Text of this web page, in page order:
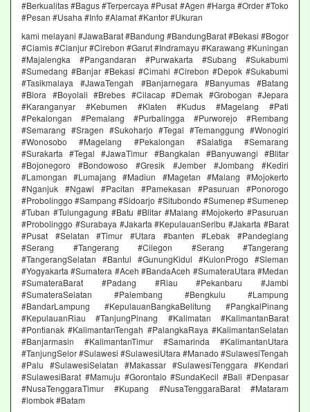
#Berkualitas #Bagus #Terpercaya #Pusat #Agen #Harga #Order #Toko
#Pesan #Usaha #Info #Alamat #Kantor #Ukuran
kami melayani #JawaBarat #Bandung #BandungBarat #Bekasi #Bogor
#Ciamis #Cianjur #Cirebon #Garut #Indramayu #Karawang #Kuningan
#Majalengka #Pangandaran #Purwakarta #Subang #Sukabumi
#Sumedang #Banjar #Bekasi #Cimahi #Cirebon #Depok #Sukabumi
#Tasikmalaya #JawaTengah #Banjarnegara #Banyumas #Batang
#Blora #Boyolali #Brebes #Cilacap #Demak #Grobogan #Jepara
#Karanganyar #Kebumen #Klaten #Kudus #Magelang #Pati
#Pekalongan #Pemalang #Purbalingga #Purworejo #Rembang
#Semarang #Sragen #Sukoharjo #Tegal #Temanggung #Wonogiri
#Wonosobo #Magelang #Pekalongan #Salatiga #Semarang
#Surakarta #Tegal #JawaTimur #Bangkalan #Banyuwangi #Blitar
#Bojonegoro #Bondowoso #Gresik #Jember #Jombang #Kediri
#Lamongan #Lumajang #Madiun #Magetan #Malang #Mojokerto
#Nganjuk #Ngawi #Pacitan #Pamekasan #Pasuruan #Ponorogo
#Probolinggo #Sampang #Sidoarjo #Situbondo #Sumenep #Sumenep
#Tuban #Tulungagung #Batu #Blitar #Malang #Mojokerto #Pasuruan
#Probolinggo #Surabaya #Jakarta #KepulauanSeribu #Jakarta #Barat
#Pusat #Selatan #Timur #Utara #banten #Lebak #Pandeglang
#Serang #Tangerang #Cilegon #Serang #Tangerang
#TangerangSelatan #Bantul #GunungKidul #KulonProgo #Sleman
#Yogyakarta #Sumatera #Aceh #BandaAceh #SumateraUtara #Medan
#SumateraBarat #Padang #Riau #Pekanbaru #Jambi
#SumateraSelatan #Palembang #Bengkulu #Lampung
#BandarLampung #KepulauanBangkaBelitung #PangkalPinang
#KepulauanRiau #TanjungPinang #Kalimatan #KalimantanBarat
#Pontianak #KalimantanTengah #PalangkaRaya #KalimantanSelatan
#Banjarmasin #KalimantanTimur #Samarinda #KalimantanUtara
#TanjungSelor #Sulawesi #SulawesiUtara #Manado #SulawesiTengah
#Palu #SulawesiSelatan #Makassar #SulawesiTenggara #Kendari
#SulawesiBarat #Mamuju #Gorontalo #SundaKecil #Bali #Denpasar
#NusaTenggaraTimur #Kupang #NusaTenggaraBarat #Mataram
#lombok #Batam